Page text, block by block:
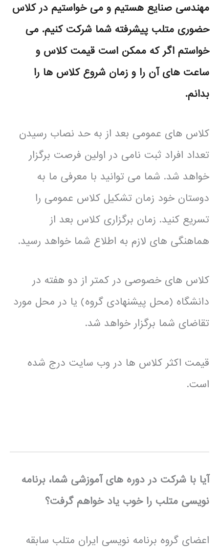
مهندسی صنایع هستیم و می خواستیم در کلاس
حضوری متلب پیشرفته شما شرکت کنیم. می
خواستم اگر که ممکن است قیمت کلاس و
ساعت های آن را و زمان شروع کلاس ها را
بدانم.
کلاس های عمومی بعد از به حد نصاب رسیدن
تعداد افراد ثبت نامی در اولین فرصت برگزار
خواهد شد. شما می توانید با معرفی ما به
دوستان خود زمان تشکیل کلاس عمومی را
تسریع کنید. زمان برگزاری کلاس بعد از
هماهنگی های لازم به اطلاع شما خواهد رسید.
کلاس های خصوصی در کمتر از دو هفته در
دانشگاه (محل پیشنهادی گروه) یا در محل مورد
تقاضای شما برگزار خواهد شد.
قیمت اکثر کلاس ها در وب سایت درج شده
است.
آیا با شرکت در دوره های آموزشی شما، برنامه
نویسی متلب را خوب یاد خواهم گرفت؟
اعضای گروه برنامه نویسی ایران متلب سابقه